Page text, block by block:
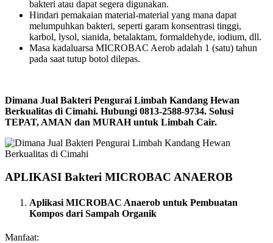
bakteri atau dapat segera digunakan.
Hindari pemakaian material-material yang mana dapat
melumpuhkan bakteri, seperti garam konsentrasi tinggi,
karbol, lysol, sianida, betalaktam, formaldehyde, iodium, dll.
Masa kadaluarsa MICROBAC Aerob adalah 1 (satu) tahun
pada saat tutup botol dilepas.
Dimana Jual Bakteri Pengurai Limbah Kandang Hewan
Berkualitas di Cimahi. Hubungi 0813-2588-9734. Solusi
TEPAT, AMAN dan MURAH untuk Limbah Cair.
APLIKASI Bakteri MICROBAC ANAEROB
Aplikasi MICROBAC Anaerob untuk Pembuatan
Kompos dari Sampah Organik
Manfaat: